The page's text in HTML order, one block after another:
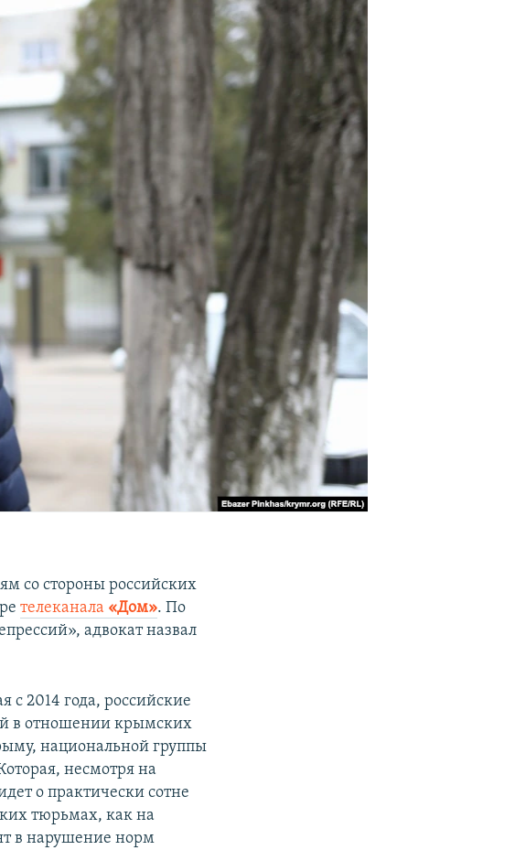
со стороны российских
телеканала «Дом». По
адвокат назвал
с 2014 года, российские
в отношении крымских
национальной группы
несмотря на
о практически сотне
тюрьмах, как на
в нарушение норм